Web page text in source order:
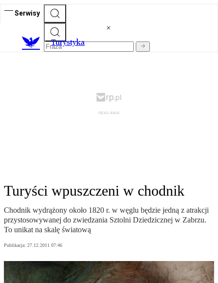
Serwisy
Turystyka
Turyści wpuszczeni w chodnik
Chodnik wydrążony około 1820 r. w węglu będzie jedną z atrakcji
przystosowywanej do zwiedzania Sztolni Dziedzicznej w Zabrzu.
To unikat na skalę światową
Publikacja: 27.12.2011 07:46